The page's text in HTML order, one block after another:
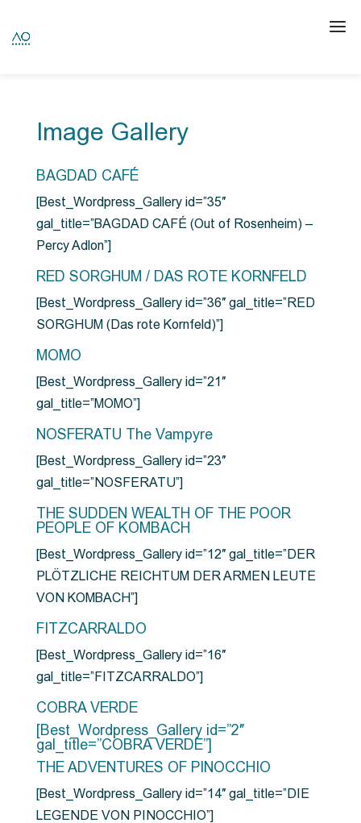
Image Gallery
BAGDAD CAFÉ
[Best_Wordpress_Gallery id=”35″
gal_title=”BAGDAD CAFÉ (Out of Rosenheim) –
Percy Adlon”]
RED SORGHUM / DAS ROTE KORNFELD
[Best_Wordpress_Gallery id=”36″ gal_title=”RED
SORGHUM (Das rote Kornfeld)”]
MOMO
[Best_Wordpress_Gallery id=”21″
gal_title=”MOMO”]
NOSFERATU The Vampyre
[Best_Wordpress_Gallery id=”23″
gal_title=”NOSFERATU”]
THE SUDDEN WEALTH OF THE POOR
PEOPLE OF KOMBACH
[Best_Wordpress_Gallery id=”12″ gal_title=”DER
PLÖTZLICHE REICHTUM DER ARMEN LEUTE
VON KOMBACH”]
FITZCARRALDO
[Best_Wordpress_Gallery id=”16″
gal_title=”FITZCARRALDO”]
COBRA VERDE
[Best_Wordpress_Gallery id=”2″
gal_title=”COBRA VERDE”]
THE ADVENTURES OF PINOCCHIO
[Best_Wordpress_Gallery id=”14″ gal_title=”DIE
LEGENDE VON PINOCCHIO”]